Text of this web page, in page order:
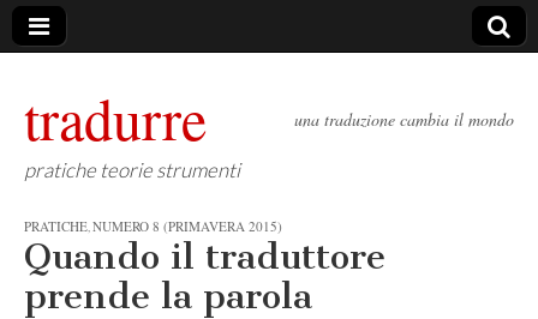
tradurre
pratiche teorie strumenti
una traduzione cambia il mondo
PRATICHE NUMERO 8 (PRIMAVERA 2015)
Quando il traduttore
prende la parola